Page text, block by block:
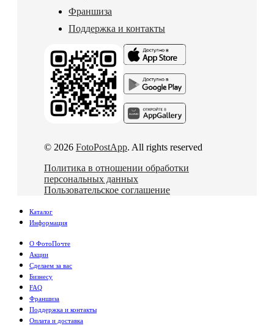
Франшиза
Поддержка и контакты
© 2026 FotoPostApp. All rights reserved
Политика в отношении обработки
персональных данных
Пользовательское соглашение
Каталог
Информация
О ФотоПочте
Акции
Сделаем за вас
Бизнесу
FAQ
Франшиза
Поддержка и контакты
Оплата и доставка